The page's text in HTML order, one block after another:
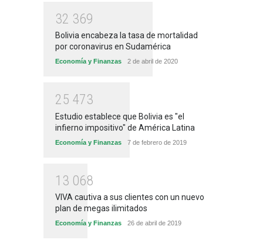
32 369
Bolivia encabeza la tasa de mortalidad
por coronavirus en Sudamérica
Economía y Finanzas 2 de abril de 2020
25 473
Estudio establece que Bolivia es "el
infierno impositivo" de América Latina
Economía y Finanzas 7 de febrero de 2019
1 3 068
VIVA cautiva a sus clientes con un nuevo
plan de megas ilimitados
Economía y Finanzas 26 de abril de 2019